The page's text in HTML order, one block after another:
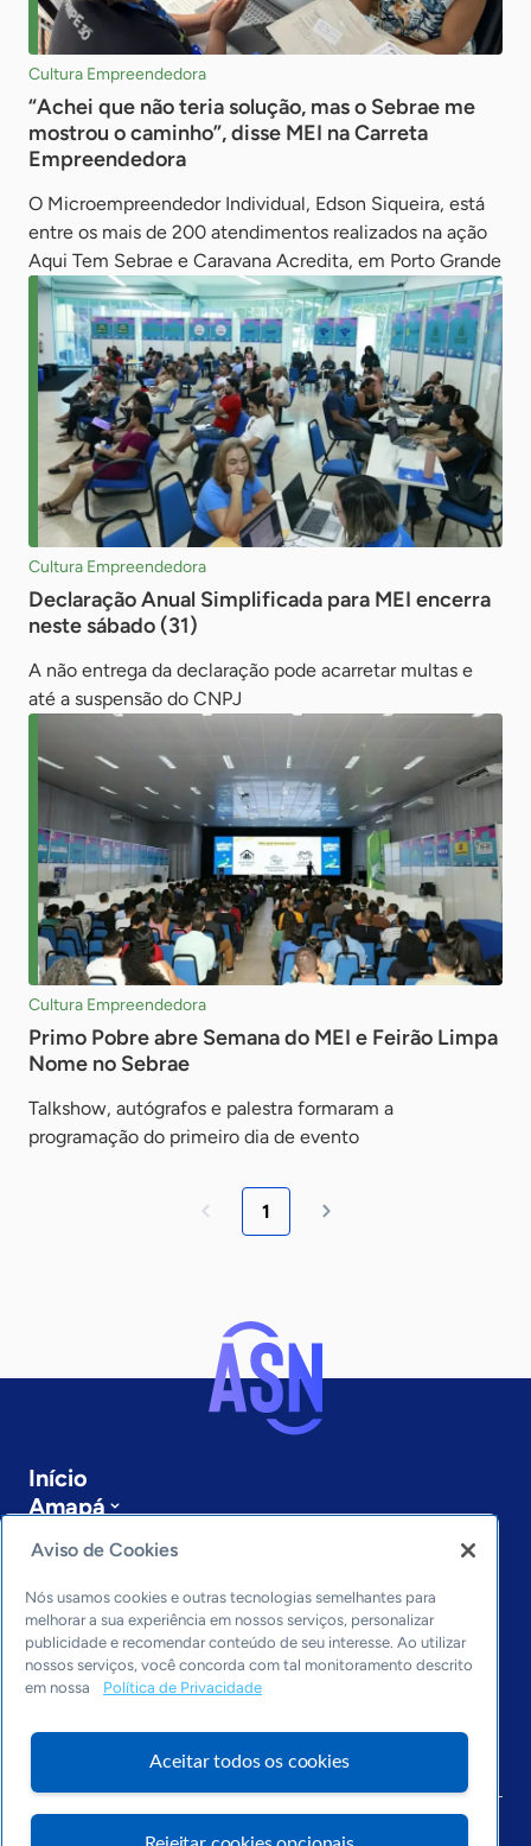
Cultura Empreendedora
“Achei que não teria solução, mas o Sebrae me
mostrou o caminho”, disse MEI na Carreta
Empreendedora
O Microempreendedor Individual, Edson Siqueira, está
entre os mais de 200 atendimentos realizados na ação
Aqui Tem Sebrae e Caravana Acredita, em Porto Grande
Cultura Empreendedora
Declaração Anual Simplificada para MEI encerra
neste sábado (31)
A não entrega da declaração pode acarretar multas e
até a suspensão do CNPJ
Cultura Empreendedora
Primo Pobre abre Semana do MEI e Feirão Limpa
Nome no Sebrae
Talkshow, autógrafos e palestra formaram a
programação do primeiro dia de evento
1
Início
Amapá
Últimas notícias
Entre em contato
Editorias
Economia & Política
Inovação & Tecnologia
Arquivo
Aviso de Cookies
Nós usamos cookies e outras tecnologias semelhantes para
melhorar a sua experiência em nossos serviços, personalizar
publicidade e recomendar conteúdo de seu interesse. Ao utilizar
nossos serviços, você concorda com tal monitoramento descrito
em nossa
Política de Privacidade
Aceitar todos os cookies